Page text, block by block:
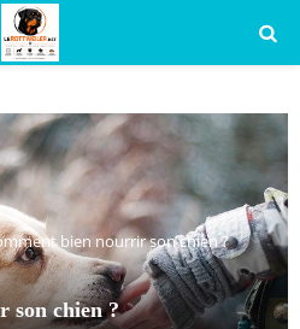
bien nourrir son chien ?
son chien ?